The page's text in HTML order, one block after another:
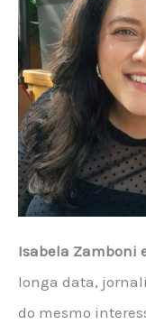
Isabela Zamboni
longa data,
do mesmo